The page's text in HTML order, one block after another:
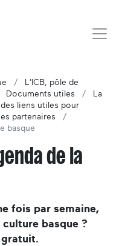
L'ICB, pôle de
Documents utiles
La
liens utiles pour
partenaires
basque
de la
fois par semaine,
basque ?
gratuit.